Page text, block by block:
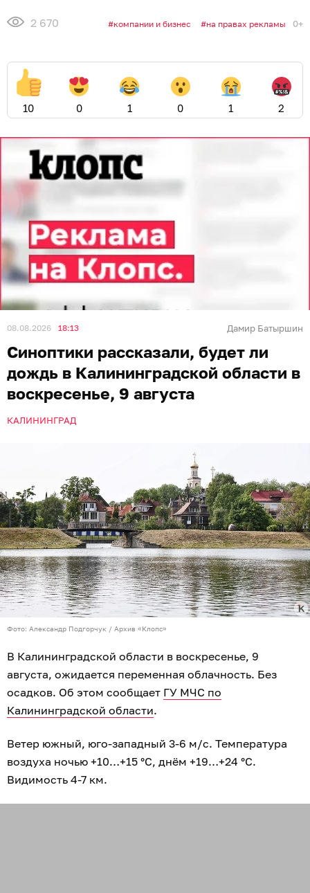
2 670 компании и бизнес на правах рекламы 0+
10 0 1 0 1 2
08.08.2026 18:13 Дамир Батыршин
Синоптики рассказали, будет ли
дождь в Калининградской области в
воскресенье, 9 августа
КАЛИНИНГРАД
Фото: Александр Подгорчук / Архив «Клопс»
В Калининградской области в воскресенье, 9
августа, ожидается переменная облачность. Без
осадков. Об этом сообщает ГУ МЧС по
Калининградской области.
Ветер южный, юго-западный 3-6 м/с. Температура
воздуха ночью +10…+15 °C, днём +19…+24 °C.
Видимость 4-7 км.